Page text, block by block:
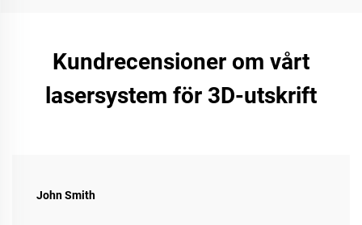
Kundrecensioner om vårt
lasersystem för 3D-utskrift
John Smith